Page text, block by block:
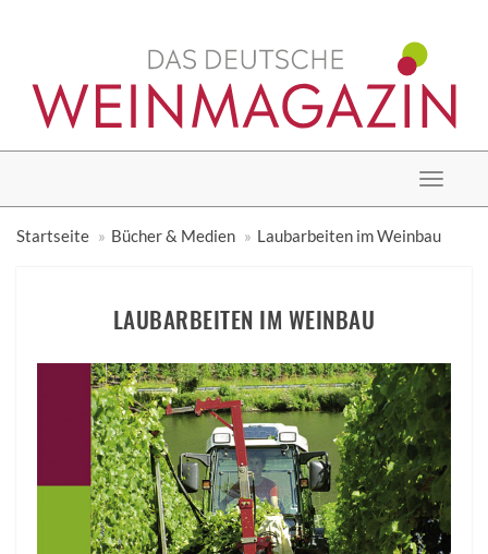
Toggle
Startseite
Bücher & Medien Laubarbeiten im Weinbau
LAUBARBEITEN IM WEINBAU